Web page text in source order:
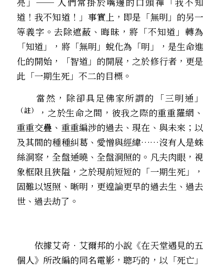
道！我不知道！」事實上，即是「無明」的另一
等義字。去除遮蔽、晦昧，將「不知道」轉為
「知道」，將「無明」蛻化為「明」，是生命進
化的開始，「智道」的開展，之於修行者，更是
此「一期生死」不二的目標。
當然，除卻具足佛家所謂的「三明通」
（註）
，之於生命之間，彼我之際的重重羅網、
重重交疊、重重編涉的過去、現在、與未來；以
及其間的種種糾葛、愛憎與經緯……沒有人是蛛
絲洞察，全盤通曉、全盤洞照的。凡夫肉眼，視
象框限且狹隘，之於現前短短的「一期生死」，
固難以返照、晰明，更遑論更早的過去生、過去
世、過去劫了。
依據艾奇‧艾爾邦的小說《在天堂遇見的五
個人》所改編的同名電影，聰巧的，以「死亡」